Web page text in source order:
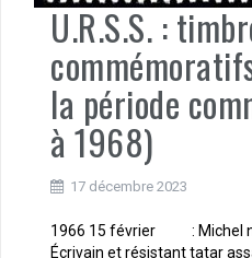
U.R.S.S. :
la période
à 1968)
17 décembre 2023
1966 15 février : Michel n°
Écrivain et résistant tatar